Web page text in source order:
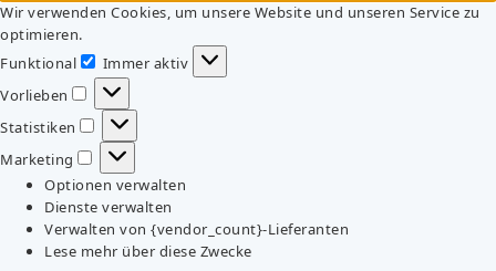
Wir verwenden Cookies, um unsere Website und unseren Service zu
optimieren.
Funktional
Funktional
Immer aktiv
Vorlieben
Vorlieben
Statistiken
Statistiken
Marketing
Marketing
Optionen verwalten
Dienste verwalten
Verwalten von {vendor_count}-Lieferanten
Lese mehr über diese Zwecke